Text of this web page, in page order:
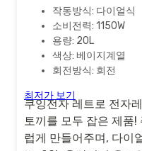
작동방식: 다이얼식
소비전력: 1150W
용량: 20L
색상: 베이지계열
회전방식: 회전
최저가 보기
쿠잉전자 레트로 전자
토끼를 모두 잡은 제품!
럽게 만들어주며, 다이